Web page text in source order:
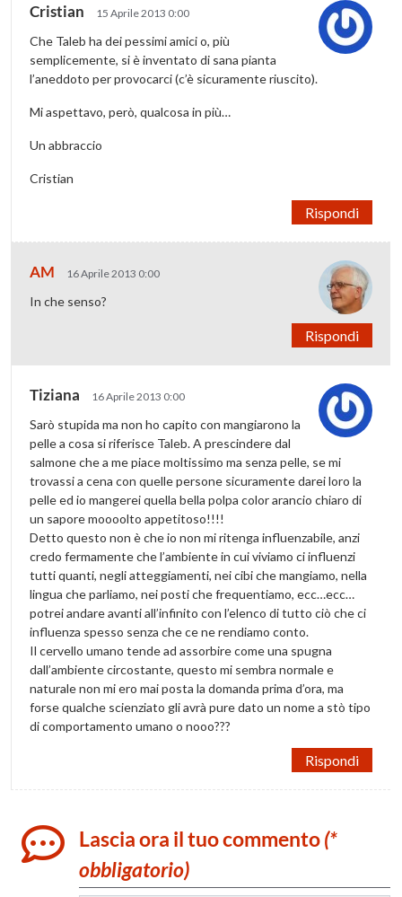
Cristian 15 Aprile 2013 0:00
Che Taleb ha dei pessimi amici o, più
semplicemente, si è inventato di sana pianta
l’aneddoto per provocarci (c’è sicuramente riuscito).
Mi aspettavo, però, qualcosa in più…
Un abbraccio
Cristian
Rispondi
AM 16 Aprile 2013 0:00
In che senso?
Rispondi
Tiziana 16 Aprile 2013 0:00
Sarò stupida ma non ho capito con mangiarono la
pelle a cosa si riferisce Taleb. A prescindere dal
salmone che a me piace moltissimo ma senza pelle, se mi
trovassi a cena con quelle persone sicuramente darei loro la
pelle ed io mangerei quella bella polpa color arancio chiaro di
un sapore moooolto appetitoso!!!!
Detto questo non è che io non mi ritenga influenzabile, anzi
credo fermamente che l’ambiente in cui viviamo ci influenzi
tutti quanti, negli atteggiamenti, nei cibi che mangiamo, nella
lingua che parliamo, nei posti che frequentiamo, ecc…ecc…
potrei andare avanti all’infinito con l’elenco di tutto ciò che ci
influenza spesso senza che ce ne rendiamo conto.
Il cervello umano tende ad assorbire come una spugna
dall’ambiente circostante, questo mi sembra normale e
naturale non mi ero mai posta la domanda prima d’ora, ma
forse qualche scienziato gli avrà pure dato un nome a stò tipo
di comportamento umano o nooo???
Rispondi
Lascia ora il tuo commento(*
obbligatorio)